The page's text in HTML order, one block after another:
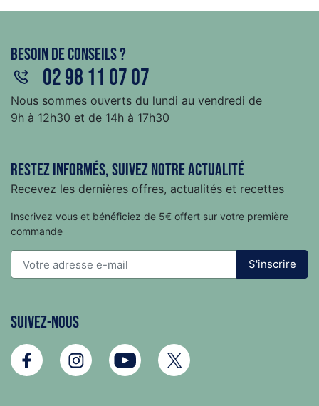
Besoin de conseils ?
02 98 11 07 07
Nous sommes ouverts du lundi au vendredi de
9h à 12h30 et de 14h à 17h30
Restez informés, suivez notre actualité
Recevez les dernières offres, actualités et recettes
Inscrivez vous et bénéficiez de 5€ offert sur votre première
commande
S'inscrire
Suivez-nous